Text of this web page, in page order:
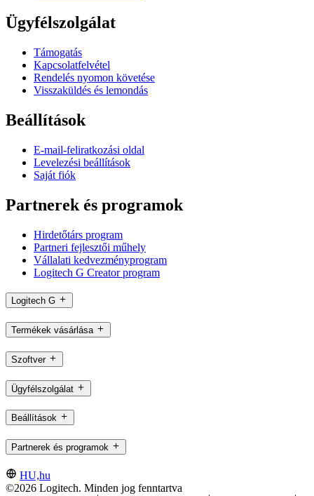
Ügyfélszolgálat
Támogatás
Kapcsolatfelvétel
Rendelés nyomon követése
Visszaküldés és lemondás
Beállítások
E-mail-feliratkozási oldal
Levelezési beállítások
Saját fiók
Partnerek és programok
Hirdetőtárs program
Partneri fejlesztői műhely
Vállalati kedvezményprogram
Logitech G Creator program
Logitech G
Termékek vásárlása
Szoftver
Ügyfélszolgálat
Beállítások
Partnerek és programok
HU,hu
©2026 Logitech. Minden jog fenntartva